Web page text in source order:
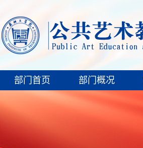
部门首页 部门概况